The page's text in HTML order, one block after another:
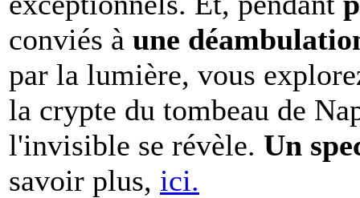
conviés à une
par la lumière, vous
la crypte du tombeau de
l'invisible se révèle. Un
savoir plus, ici.